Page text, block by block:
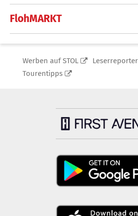
FlohMARKT
Werben auf STOL
Tourentipps